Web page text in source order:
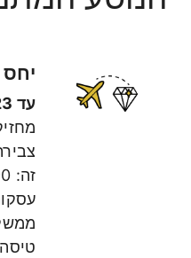
עד 31.8.23
זה: ₪190 = 1 נק’ טיסה
טיסה